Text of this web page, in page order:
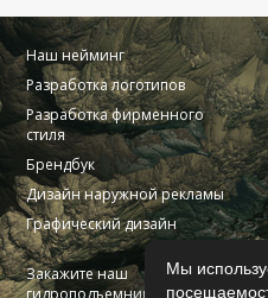
Наш нейминг
Разработка логотипов
Разработка фирменного
стиля
Брендбук
Дизайн наружной рекламы
Графический дизайн
Закажите наш
гидроподъемник!
Мы